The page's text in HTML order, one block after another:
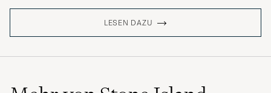
LESEN DAZU